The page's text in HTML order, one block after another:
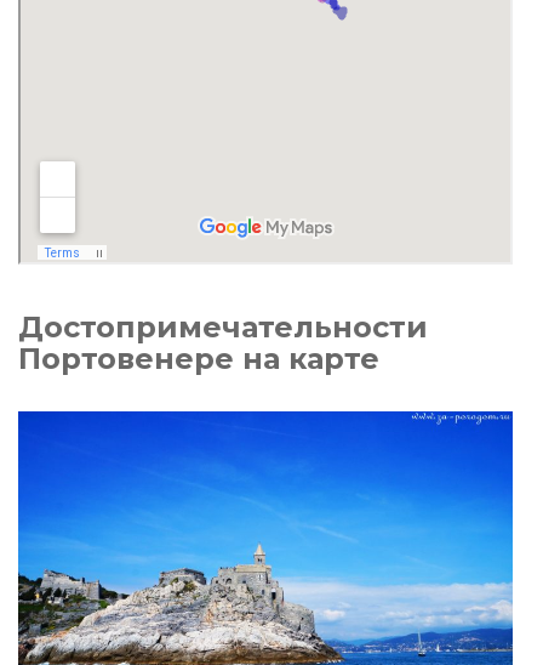
Достопримечательности
Портовенере на карте